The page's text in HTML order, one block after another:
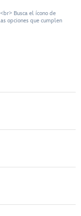
Busca el ícono de
opciones que cumplen